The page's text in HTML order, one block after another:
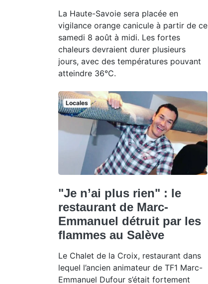
La Haute-Savoie sera placée en
vigilance orange canicule à partir de ce
samedi 8 août à midi. Les fortes
chaleurs devraient durer plusieurs
jours, avec des températures pouvant
atteindre 36°C.
Locales
"Je n’ai plus rien" : le
restaurant de Marc-
Emmanuel détruit par les
flammes au Salève
Le Chalet de la Croix, restaurant dans
lequel l’ancien animateur de TF1 Marc-
Emmanuel Dufour s’était fortement